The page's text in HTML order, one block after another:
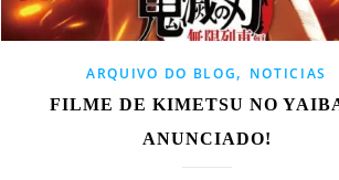
ARQUIVO DO BLOG, NOTICIAS
FILME DE KIMETSU NO
ANUNCIADO!